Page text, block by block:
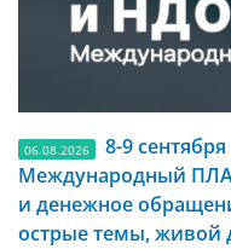
06.08.2026
8-9
Международный
и денежное
острые темы, живой